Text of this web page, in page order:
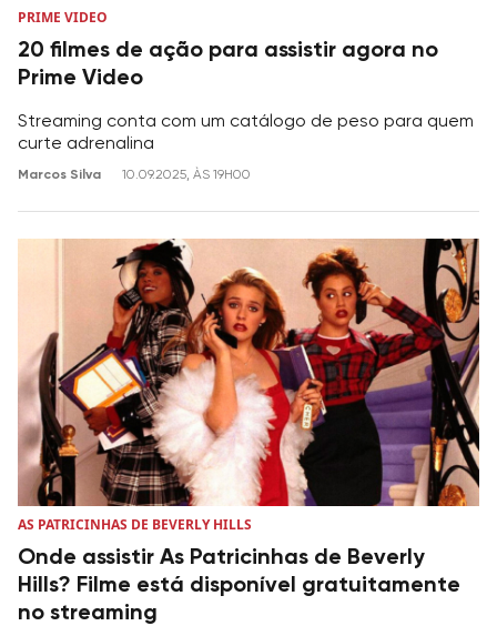
PRIME VIDEO
20 filmes de ação para assistir agora no
Prime Video
Streaming conta com um catálogo de peso para quem
curte adrenalina
Marcos Silva 10.09.2025, ÀS 19H00
AS PATRICINHAS DE BEVERLY HILLS
Onde assistir As Patricinhas de Beverly
Hills? Filme está disponível gratuitamente
no streaming